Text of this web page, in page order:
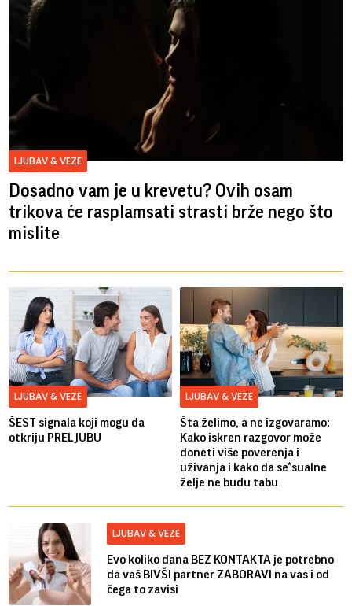
LJUBAV & VEZE
Dosadno vam je u krevetu? Ovih osam
trikova će rasplamsati strasti brže nego što
mislite
LJUBAV & VEZE
ŠEST signala koji mogu da
otkriju PRELJUBU
LJUBAV & VEZE
Šta želimo, a ne izgovaramo:
Kako iskren razgovor može
doneti više poverenja i
uživanja i kako da se*sualne
želje ne budu tabu
LJUBAV & VEZE
Evo koliko dana BEZ KONTAKTA je potrebno
da vaš BIVŠI partner ZABORAVI na vas i od
čega to zavisi